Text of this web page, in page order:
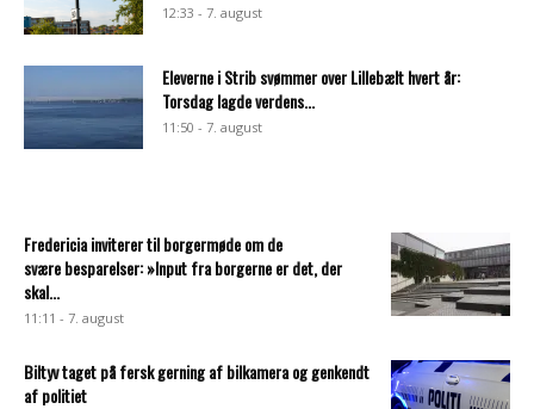
12:33 - 7. august
Eleverne i Strib svømmer over Lillebælt hvert år:
Torsdag lagde verdens...
11:50 - 7. august
Fredericia inviterer til borgermøde om de
svære besparelser: »Input fra borgerne er det, der
skal...
11:11 - 7. august
Biltyv taget på fersk gerning af bilkamera og genkendt
af politiet